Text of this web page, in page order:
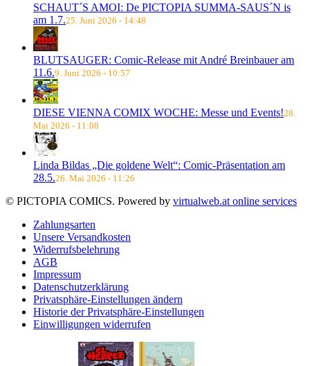
SCHAUT´S AMOI: De PICTOPIA SUMMA-SAUS´N is
am 1.7.25. Juni 2026 - 14:48
BLUTSAUGER: Comic-Release mit André Breinbauer am
11.6.9. Juni 2026 - 10:57
DIESE VIENNA COMIX WOCHE: Messe und Events!28.
Mai 2026 - 11:08
Linda Bildas „Die goldene Welt“: Comic-Präsentation am
28.5.26. Mai 2026 - 11:26
© PICTOPIA COMICS. Powered by virtualweb.at online services
Zahlungsarten
Unsere Versandkosten
Widerrufsbelehrung
AGB
Impressum
Datenschutzerklärung
Privatsphäre-Einstellungen ändern
Historie der Privatsphäre-Einstellungen
Einwilligungen widerrufen